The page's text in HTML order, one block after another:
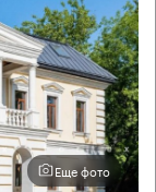
Еще фото